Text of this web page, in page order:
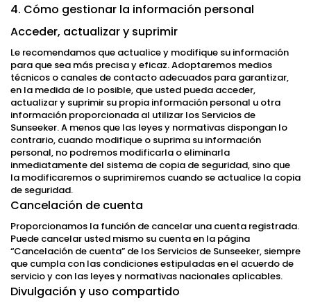
4. Cómo gestionar la información personal
Acceder, actualizar y suprimir
Le recomendamos que actualice y modifique su información
para que sea más precisa y eficaz. Adoptaremos medios
técnicos o canales de contacto adecuados para garantizar,
en la medida de lo posible, que usted pueda acceder,
actualizar y suprimir su propia información personal u otra
información proporcionada al utilizar los Servicios de
Sunseeker. A menos que las leyes y normativas dispongan lo
contrario, cuando modifique o suprima su información
personal, no podremos modificarla o eliminarla
inmediatamente del sistema de copia de seguridad, sino que
la modificaremos o suprimiremos cuando se actualice la copia
de seguridad.
Cancelación de cuenta
Proporcionamos la función de cancelar una cuenta registrada.
Puede cancelar usted mismo su cuenta en la página
“Cancelación de cuenta” de los Servicios de Sunseeker, siempre
que cumpla con las condiciones estipuladas en el acuerdo de
servicio y con las leyes y normativas nacionales aplicables.
Divulgación y uso compartido